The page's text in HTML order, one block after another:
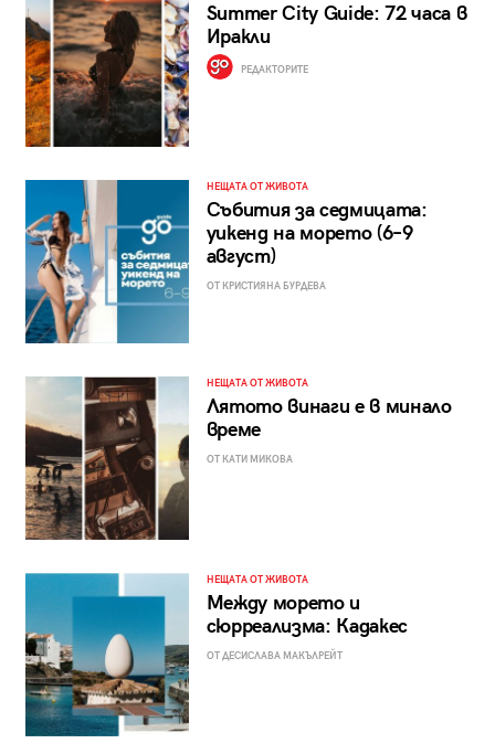
Summer City Guide: 72 часа в
Иракли
РЕДАКТОРИТЕ
НЕЩАТА ОТ ЖИВОТА
Събития за седмицата:
уикенд на морето (6–9
август)
ОТ КРИСТИЯНА БУРДЕВА
НЕЩАТА ОТ ЖИВОТА
Лятото винаги е в минало
време
ОТ КАТИ МИКОВА
НЕЩАТА ОТ ЖИВОТА
Между морето и
сюрреализма: Кадакес
ОТ ДЕСИСЛАВА МАКЪЛРЕЙТ